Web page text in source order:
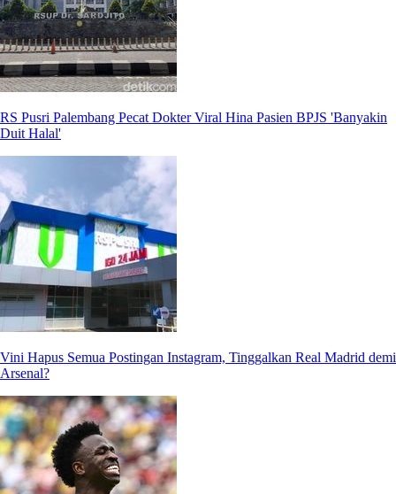
RS Pusri Palembang Pecat Dokter Viral Hina Pasien BPJS 'Banyakin
Duit Halal'
Vini Hapus Semua Postingan Instagram, Tinggalkan Real Madrid demi
Arsenal?